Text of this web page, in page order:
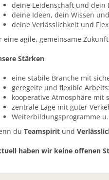
deine Leidenschaft und dein
deine Ideen, dein Wissen
deine Verlässlichkeit und
eine agile, gemeinsame
Stärken
eine stabile Branche mit
geregelte und flexible
kooperative Atmosphäre mit
zentrale Lage mit guter
Weiterbildungsprogramme
du Teamspirit und
haben wir keine offenen